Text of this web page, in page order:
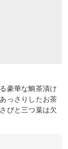
豪華な鯛茶漬け
っさりしたお茶
びと三つ葉は欠